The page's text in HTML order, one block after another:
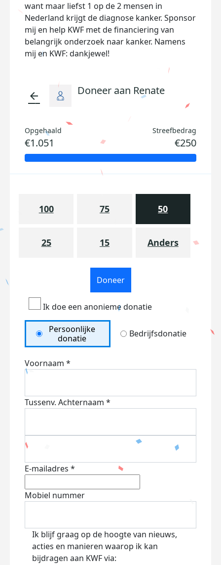
want maar liefst 1 op de 2 mensen in
Nederland krijgt de diagnose kanker. Sponsor
mij en help KWF met de financiering van
belangrijk onderzoek naar kanker. Namens
mij en KWF: dankjewel!
arrow_back Doneer aan Renate
Opgehaald
€1.051
Streefbedrag
€250
100 75 50
25 15 Anders
Doneer
Ik doe een anonieme donatie
Persoonlijke
donatie
Bedrijfsdonatie
Voornaam *
Tussenv. Achternaam *
E-mailadres *
Mobiel nummer
Ik blijf graag op de hoogte van nieuws,
acties en manieren waarop ik kan
bijdragen aan KWF via: